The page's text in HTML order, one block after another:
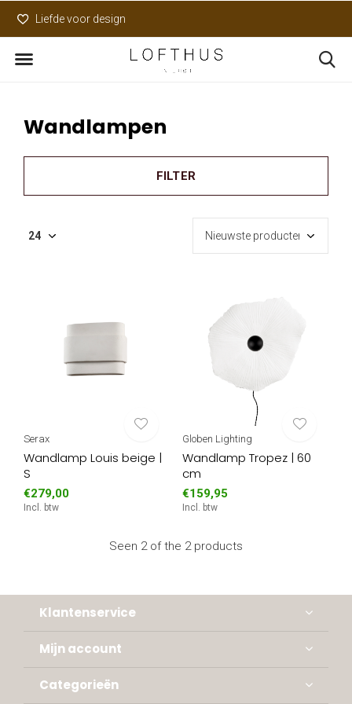
Liefde voor design
Wandlampen
FILTER
Serax
Wandlamp Louis beige |
S
€279,00
Incl. btw
Globen Lighting
Wandlamp Tropez | 60
cm
€159,95
Incl. btw
Seen 2 of the 2 products
Klantenservice
Mijn account
Categorieën